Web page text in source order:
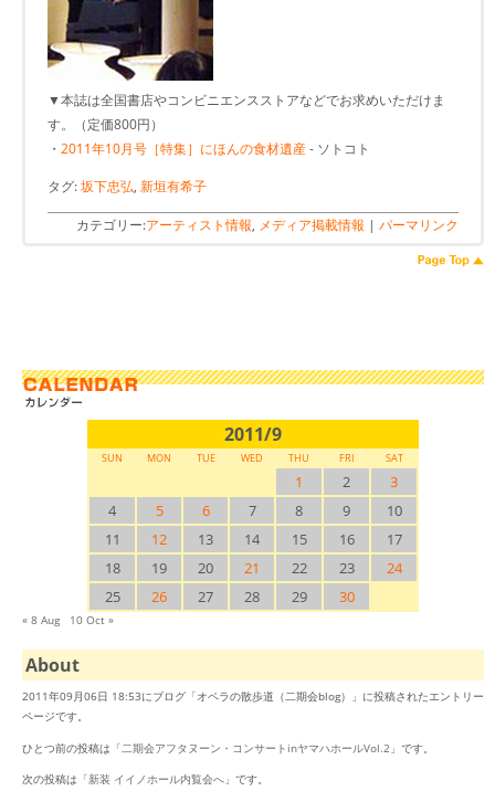
▼本誌は全国書店やコンビニエンスストアなどでお求めいただけま
す。（定価800円）
・ 2011年10月号［特集］にほんの食材遺産- ソトコト
タグ:坂下忠弘, 新垣有希子
カテゴリー:アーティスト情報, メディア掲載情報 | パーマリンク
2011/9
SUN MON TUE WED THU FRI SAT
1 2
3
4
5 6 7 8 9
10
11
12 13 14 15 16
17
18
19 20 21 22 23
24
25
26 27 28 29 30
« 8 Aug 10 Oct »
About
2011年09月06日 18:53にブログ「オペラの散歩道（二期会blog）」に投稿されたエントリー
ページです。
ひとつ前の投稿は「二期会アフタヌーン・コンサートinヤマハホールVol.2 」です。
次の投稿は「新装 イイノホール内覧会へ 」です。